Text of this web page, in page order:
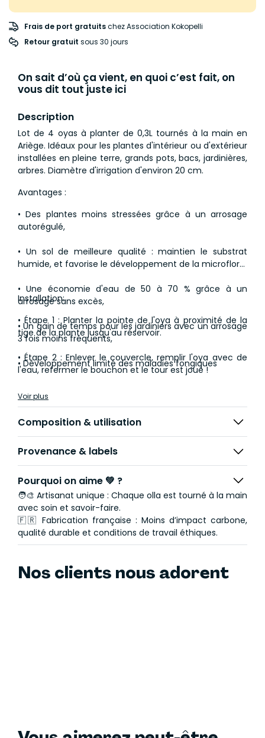
Frais de port gratuitschez Association Kokopelli
Retour gratuit sous 30 jours
On sait d’où ça vient, en quoi c’est fait, on
vous dit tout juste ici
Description
Lot de 4 oyas à planter de 0,3L tournés à la main en
Ariège. Idéaux pour les plantes d'intérieur ou d'extérieur
installées en pleine terre, grands pots, bacs, jardinières,
arbres. Diamètre d'irrigation d'environ 20 cm.
Avantages :
• Des plantes moins stressées grâce à un arrosage
autorégulé,
• Un sol de meilleure qualité : maintien le substrat
humide, et favorise le développement de la microflore,
• Une économie d'eau de 50 à 70 % grâce à un
arrosage sans excès,
• Un gain de temps pour les jardiniers avec un arrosage
3 fois moins fréquents,
• Développement limité des maladies fongiques
Installation:
• Étape 1 : Planter la pointe de l'oya à proximité de la
tige de la plante jusqu'au réservoir.
• Étape 2 : Enlever le couvercle, remplir l'oya avec de
l'eau, refermer le bouchon et le tour est joué !
Voir plus
Composition & utilisation
Provenance & labels
Pourquoi on aime 💚 ?
🧑‍🎨 Artisanat unique : Chaque olla est tourné à la main
avec soin et savoir-faire.
🇫🇷 Fabrication française : Moins d’impact carbone,
qualité durable et conditions de travail éthiques.
Nos clients nous adorent